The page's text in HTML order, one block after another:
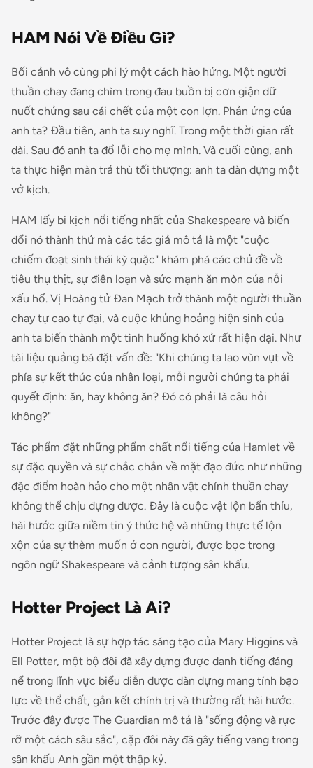
HAM Nói Về Điều Gì?
Bối cảnh vô cùng phi lý một cách hào hứng. Một người
thuần chay đang chìm trong đau buồn bị cơn giận dữ
nuốt chửng sau cái chết của một con lợn. Phản ứng của
anh ta? Đầu tiên, anh ta suy nghĩ. Trong một thời gian rất
dài. Sau đó anh ta đổ lỗi cho mẹ mình. Và cuối cùng, anh
ta thực hiện màn trả thù tối thượng: anh ta dàn dựng một
vở kịch.
HAM lấy bi kịch nổi tiếng nhất của Shakespeare và biến
đổi nó thành thứ mà các tác giả mô tả là một "cuộc
chiếm đoạt sinh thái kỳ quặc" khám phá các chủ đề về
tiêu thụ thịt, sự điên loạn và sức mạnh ăn mòn của nỗi
xấu hổ. Vị Hoàng tử Đan Mạch trở thành một người thuần
chay tự cao tự đại, và cuộc khủng hoảng hiện sinh của
anh ta biến thành một tình huống khó xử rất hiện đại. Như
tài liệu quảng bá đặt vấn đề: "Khi chúng ta lao vùn vụt về
phía sự kết thúc của nhân loại, mỗi người chúng ta phải
quyết định: ăn, hay không ăn? Đó có phải là câu hỏi
không?"
Tác phẩm đặt những phẩm chất nổi tiếng của Hamlet về
sự đặc quyền và sự chắc chắn về mặt đạo đức như những
đặc điểm hoàn hảo cho một nhân vật chính thuần chay
không thể chịu đựng được. Đây là cuộc vật lộn bẩn thỉu,
hài hước giữa niềm tin ý thức hệ và những thực tế lộn
xộn của sự thèm muốn ở con người, được bọc trong
ngôn ngữ Shakespeare và cảnh tượng sân khấu.
Hotter Project Là Ai?
Hotter Project là sự hợp tác sáng tạo của Mary Higgins và
Ell Potter, một bộ đôi đã xây dựng được danh tiếng đáng
nể trong lĩnh vực biểu diễn được dàn dựng mang tính bạo
lực về thể chất, gắn kết chính trị và thường rất hài hước.
Trước đây được The Guardian mô tả là "sống động và rực
rỡ một cách sâu sắc", cặp đôi này đã gây tiếng vang trong
sân khấu Anh gần một thập kỷ.